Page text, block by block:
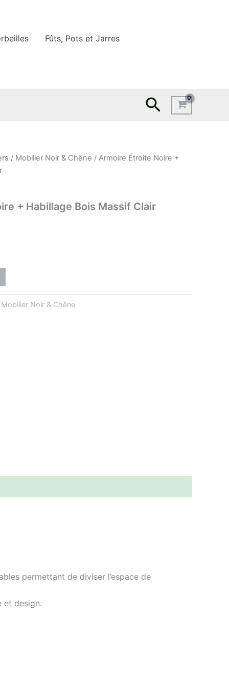
Fûts, Pots et Jarres
/ Mobilier Noir & Chêne / Armoire Étroite Noire +
+ Habillage Bois Massif Clair
Mobilier Noir & Chêne
permettant de diviser l’espace de
et design.